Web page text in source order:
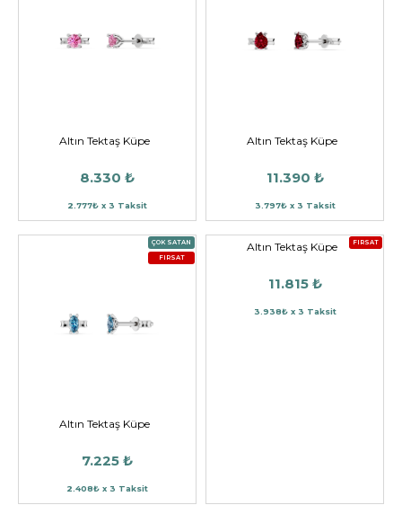
Altın Tektaş Küpe
8.330 ₺
2.777₺ x 3 Taksit
Altın Tektaş Küpe
11.390 ₺
3.797₺ x 3 Taksit
ÇOK SATAN
FIRSAT
Altın Tektaş Küpe
7.225 ₺
2.408₺ x 3 Taksit
FIRSAT
Altın Tektaş Küpe
11.815 ₺
3.938₺ x 3 Taksit